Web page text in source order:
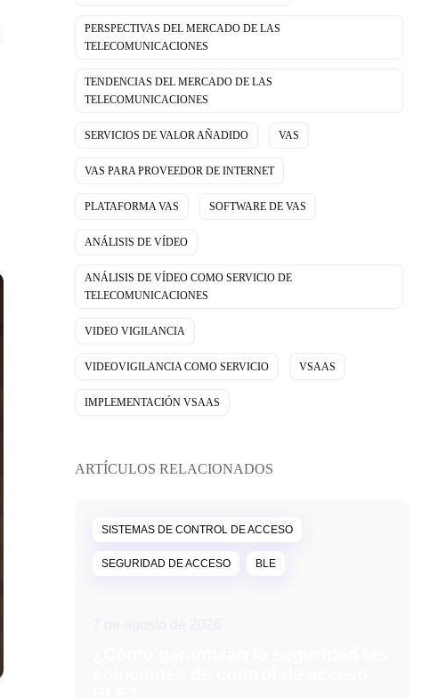
PERSPECTIVAS DEL MERCADO DE LAS
TELECOMUNICACIONES
TENDENCIAS DEL MERCADO DE LAS
TELECOMUNICACIONES
SERVICIOS DE VALOR AÑADIDO VAS
VAS PARA PROVEEDOR DE INTERNET
PLATAFORMA VAS SOFTWARE DE VAS
ANÁLISIS DE VÍDEO
ANÁLISIS DE VÍDEO COMO SERVICIO DE
TELECOMUNICACIONES
VIDEO VIGILANCIA
VIDEOVIGILANCIA COMO SERVICIO VSAAS
IMPLEMENTACIÓN VSAAS
ARTÍCULOS RELACIONADOS
SISTEMAS DE CONTROL DE ACCESO
SEGURIDAD DE ACCESO BLE